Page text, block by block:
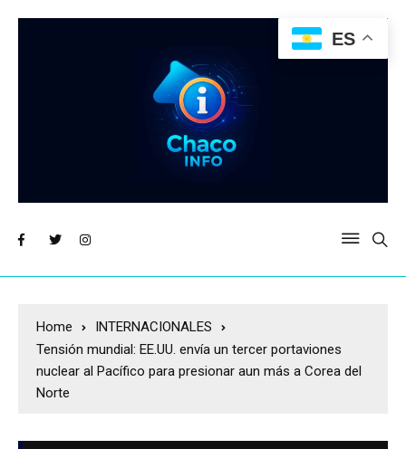
Home
INTERNACIONALES
Tensión mundial: EE.UU. envía un tercer portaviones
nuclear al Pacífico para presionar aun más a Corea del
Norte
ES